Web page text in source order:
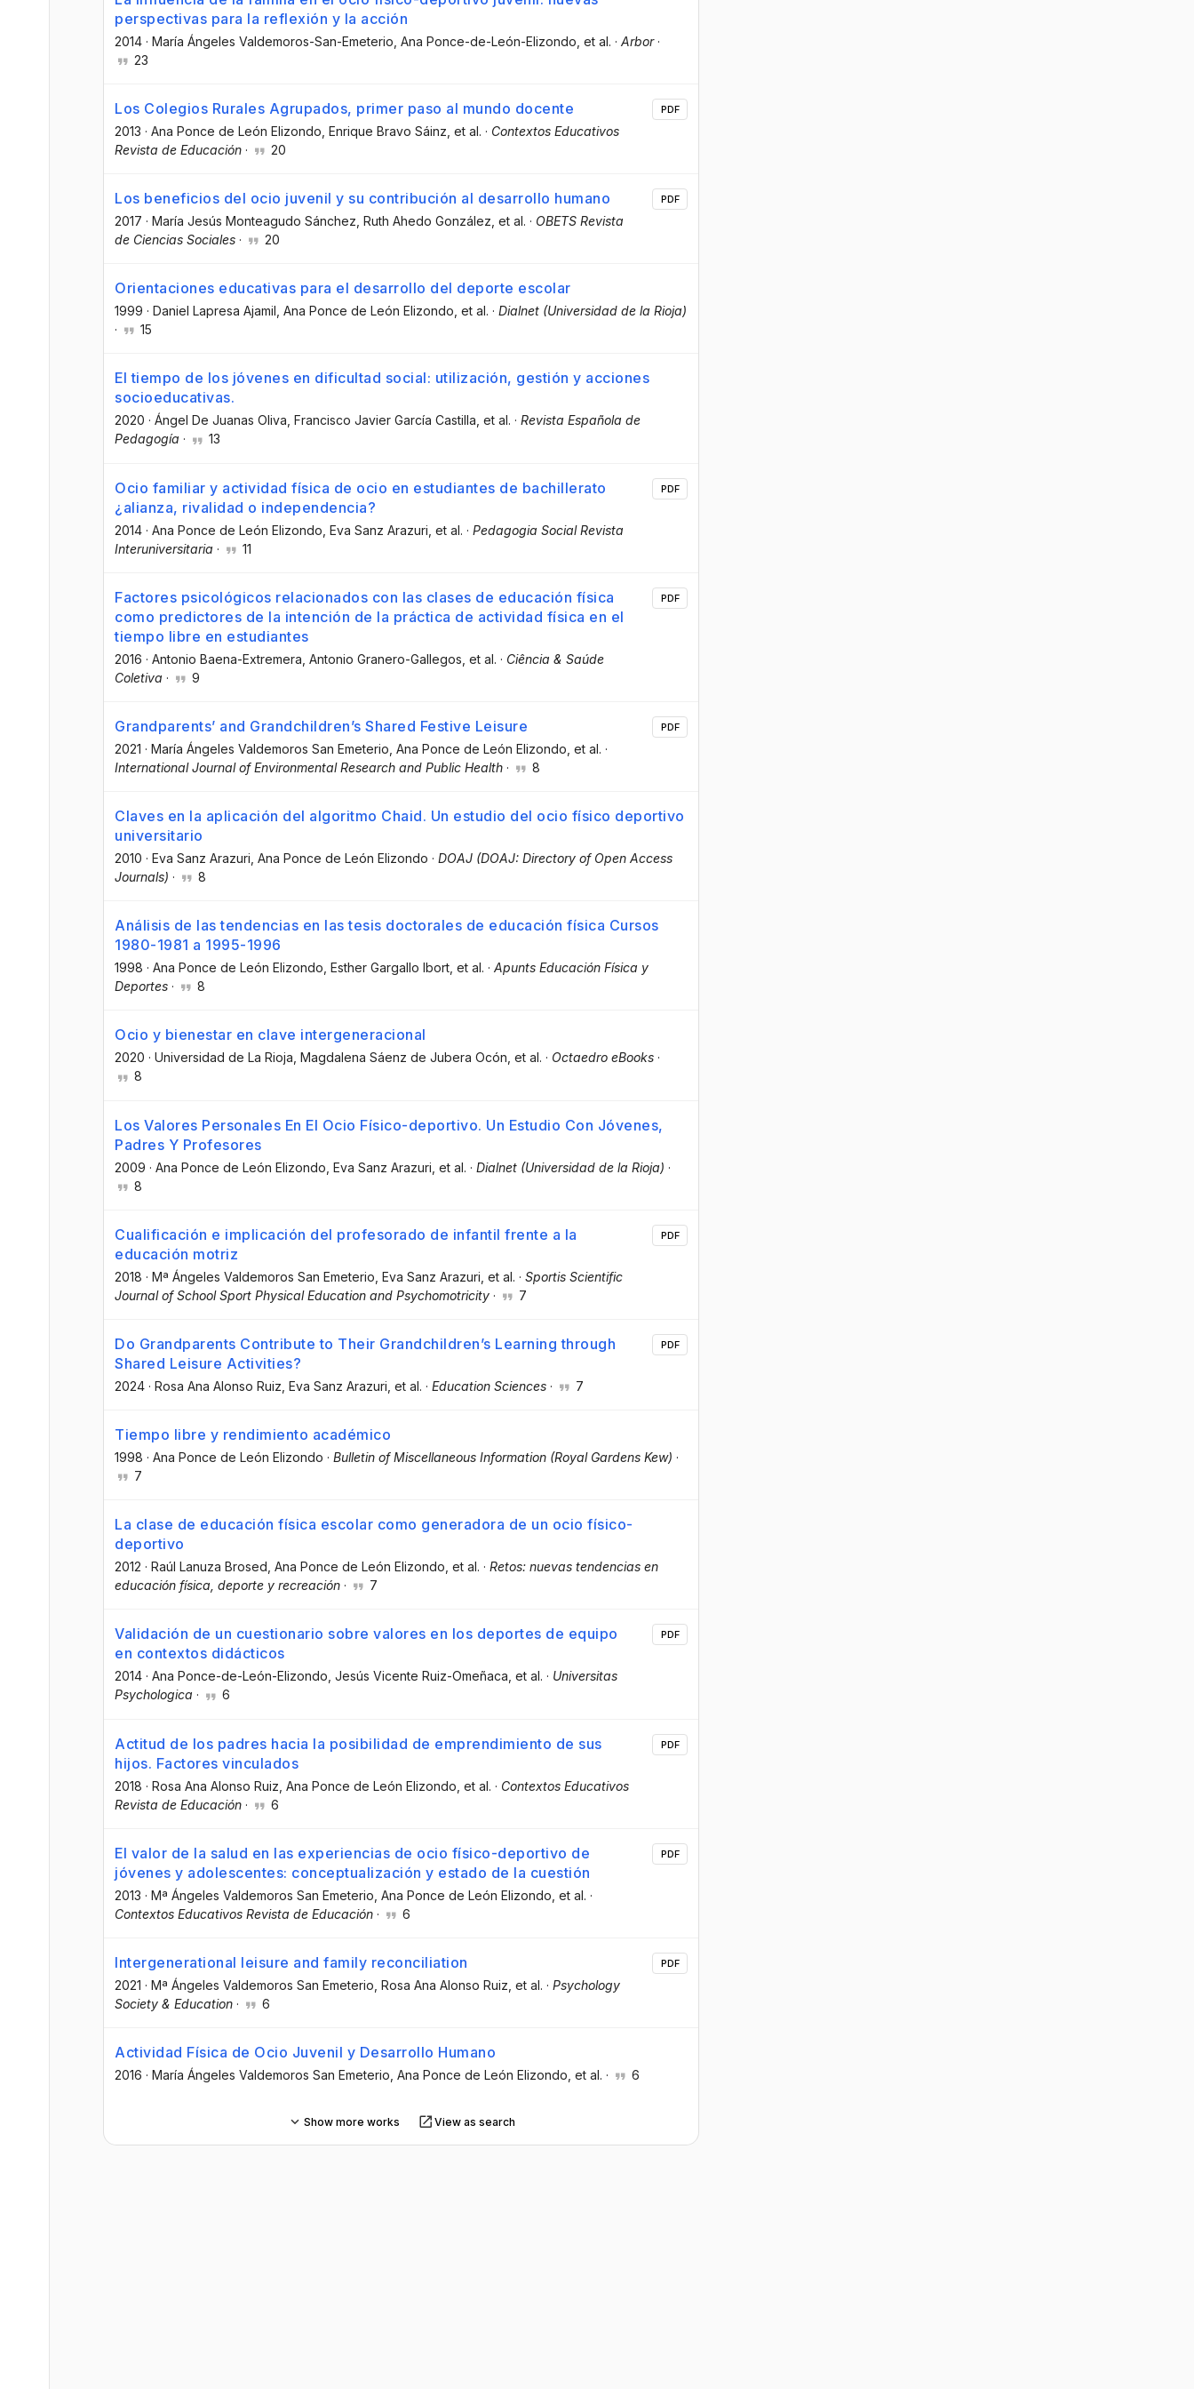
perspectivas para la reflexión y la acción
2014 · María Ángeles Valdemoros-San-Emeterio , Ana Ponce-de-León-Elizondo , et al. · Arbor·
23
Los Colegios Rurales Agrupados, primer paso al mundo docente
2013 · Ana Ponce de León Elizondo , Enrique Bravo Sáinz , et al. · Contextos Educativos
Revista de Educación · 20
PDF
Los beneficios del ocio juvenil y su contribución al desarrollo humano
2017 · María Jesús Monteagudo Sánchez , Ruth Ahedo González , et al. · OBETS Revista
de Ciencias Sociales · 20
PDF
Orientaciones educativas para el desarrollo del deporte escolar
1999 · Daniel Lapresa Ajamil , Ana Ponce de León Elizondo , et al. · Dialnet (Universidad de la Rioja)
·
15
El tiempo de los jóvenes en dificultad social: utilización, gestión y acciones
socioeducativas.
2020 · Ángel De Juanas Oliva , Francisco Javier García Castilla , et al. · Revista Española de
Pedagogía · 13
Ocio familiar y actividad física de ocio en estudiantes de bachillerato
¿alianza, rivalidad o independencia?
2014 · Ana Ponce de León Elizondo , Eva Sanz Arazuri , et al. · Pedagogia Social Revista
Interuniversitaria · 11
PDF
Factores psicológicos relacionados con las clases de educación física
como predictores de la intención de la práctica de actividad física en el
tiempo libre en estudiantes
2016 · Antonio Baena-Extremera , Antonio Granero-Gallegos , et al. · Ciência & Saúde
Coletiva · 9
PDF
Grandparents’ and Grandchildren’s Shared Festive Leisure
2021 · María Ángeles Valdemoros San Emeterio , Ana Ponce de León Elizondo , et al. ·
International Journal of Environmental Research and Public Health · 8
PDF
Claves en la aplicación del algoritmo Chaid. Un estudio del ocio físico deportivo
universitario
2010 · Eva Sanz Arazuri , Ana Ponce de León Elizondo · DOAJ (DOAJ: Directory of Open Access
Journals) · 8
Análisis de las tendencias en las tesis doctorales de educación física Cursos
1980-1981 a 1995-1996
1998 · Ana Ponce de León Elizondo , Esther Gargallo Ibort , et al. · Apunts Educación Física y
Deportes · 8
Ocio y bienestar en clave intergeneracional
2020 · Universidad de La Rioja, Magdalena Sáenz de Jubera Ocón, et al. · Octaedro eBooks ·
8
Los Valores Personales En El Ocio Físico-deportivo. Un Estudio Con Jóvenes,
Padres Y Profesores
2009 · Ana Ponce de León Elizondo , Eva Sanz Arazuri , et al. · Dialnet (Universidad de la Rioja) ·
8
Cualificación e implicación del profesorado de infantil frente a la
educación motriz
2018 · Mª Ángeles Valdemoros San Emeterio , Eva Sanz Arazuri , et al. · Sportis Scientific
Journal of School Sport Physical Education and Psychomotricity · 7
PDF
Do Grandparents Contribute to Their Grandchildren’s Learning through
Shared Leisure Activities?
2024 · Rosa Ana Alonso Ruiz , Eva Sanz Arazuri , et al. · Education Sciences · 7
PDF
Tiempo libre y rendimiento académico
1998 · Ana Ponce de León Elizondo · Bulletin of Miscellaneous Information (Royal Gardens Kew) ·
7
La clase de educación física escolar como generadora de un ocio físico-
deportivo
2012 · Raúl Lanuza Brosed , Ana Ponce de León Elizondo , et al. · Retos: nuevas tendencias en
educación física, deporte y recreación · 7
Validación de un cuestionario sobre valores en los deportes de equipo
en contextos didácticos
2014 · Ana Ponce-de-León-Elizondo, Jesús Vicente Ruiz-Omeñaca, et al. · Universitas
Psychologica · 6
PDF
Actitud de los padres hacia la posibilidad de emprendimiento de sus
hijos. Factores vinculados
2018 · Rosa Ana Alonso Ruiz , Ana Ponce de León Elizondo , et al. · Contextos Educativos
Revista de Educación · 6
PDF
El valor de la salud en las experiencias de ocio físico-deportivo de
jóvenes y adolescentes: conceptualización y estado de la cuestión
2013 · Mª Ángeles Valdemoros San Emeterio , Ana Ponce de León Elizondo , et al. ·
Contextos Educativos Revista de Educación · 6
PDF
Intergenerational leisure and family reconciliation
2021 · Mª Ángeles Valdemoros San Emeterio , Rosa Ana Alonso Ruiz , et al. · Psychology
Society & Education · 6
PDF
Actividad Física de Ocio Juvenil y Desarrollo Humano
2016 · María Ángeles Valdemoros San Emeterio , Ana Ponce de León Elizondo , et al. · 6
Show more works View as search